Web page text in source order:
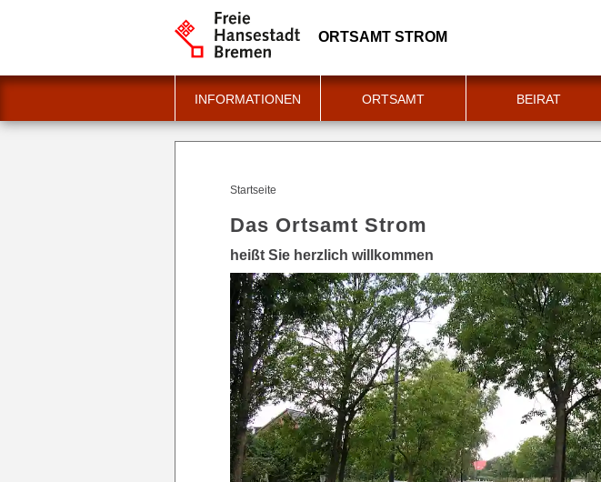
ORTSAMT STROM
INFORMATIONEN ORTSAMT BEIRAT
Startseite
Das Ortsamt Strom
heißt Sie herzlich willkommen